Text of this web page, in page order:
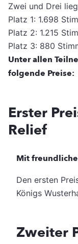
Zwei und Drei
Platz 1: 1.698
Platz 2: 1.215
Platz 3: 880
Unter allen
folgende Preise:
Erster
Relief
Mit
Den ersten
Königs
Zweiter